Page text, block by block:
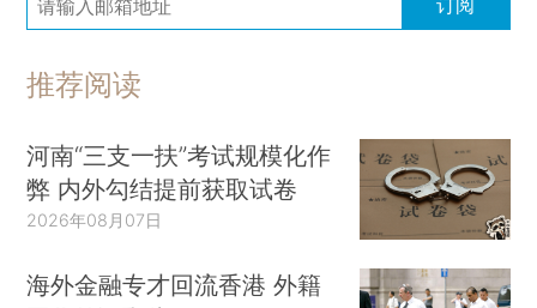
推荐阅读
河南“三支一扶”考试规模化作
弊 内外勾结提前获取试卷
2026年08月07日
海外金融专才回流香港 外籍